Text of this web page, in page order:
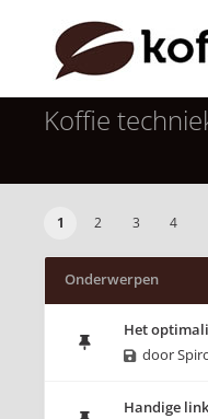
Koffie
1 2 3 4
Onderwerpen
Het
door
Handige